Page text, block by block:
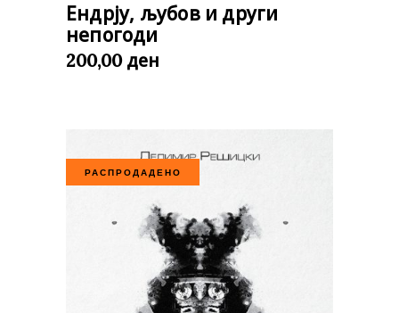
Ендрју, љубов и други
непогоди
200,00 ден
РАСПРОДАДЕНО